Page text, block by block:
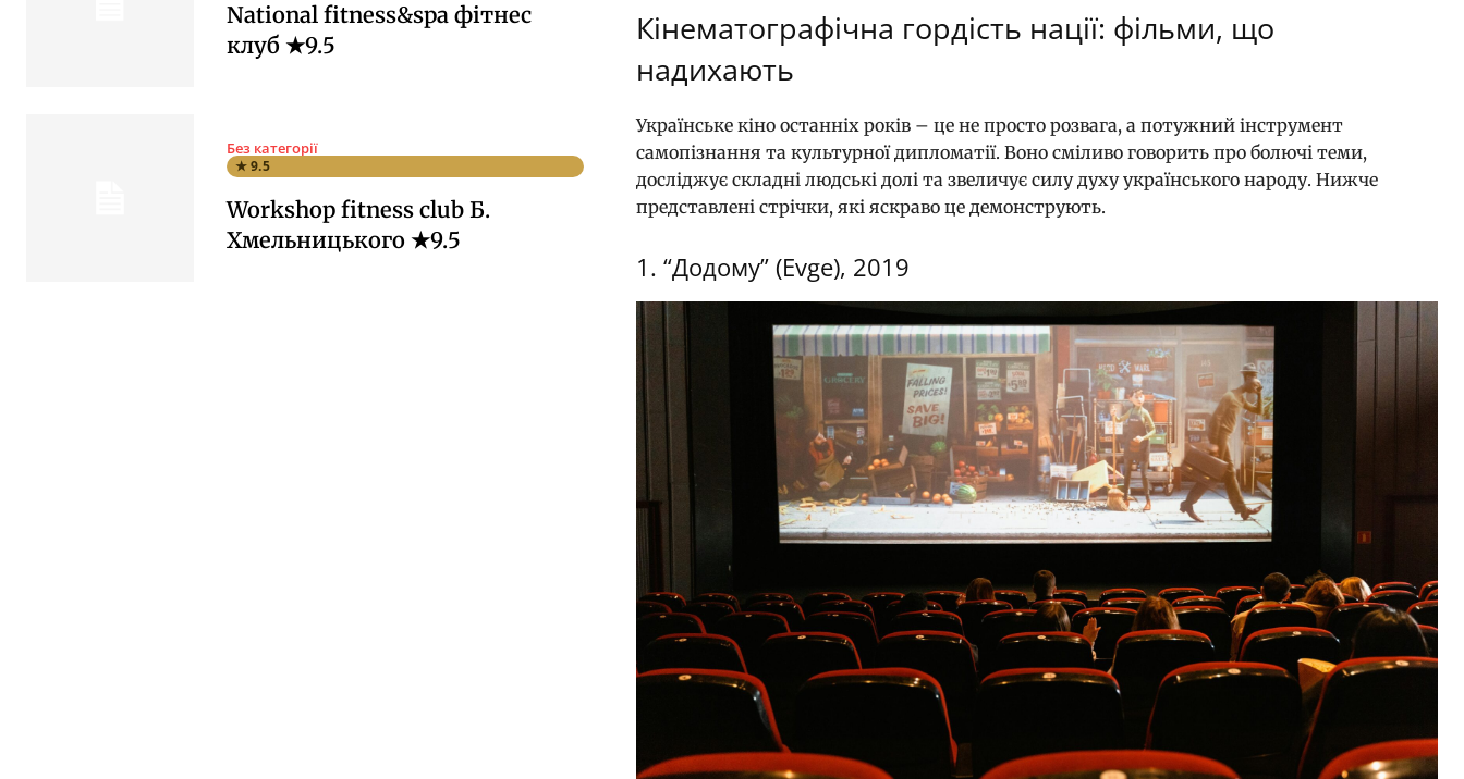
National fitness&spa фітнес
клуб ★9.5
Без категорії
★ 9.5
Workshop fitness club Б.
Хмельницького ★9.5
Кінематографічна гордість нації: фільми, що
надихають
Українське кіно останніх років – це не просто розвага, а потужний інструмент
самопізнання та культурної дипломатії. Воно сміливо говорить про болючі теми,
досліджує складні людські долі та звеличує силу духу українського народу. Нижче
представлені стрічки, які яскраво це демонструють.
1. “Додому” (Evge), 2019